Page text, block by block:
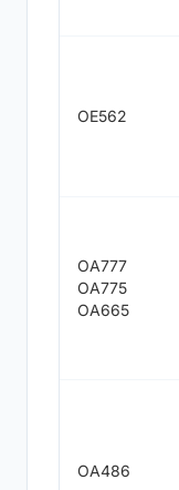
OE562
OA777
OA775
OA665
OA486